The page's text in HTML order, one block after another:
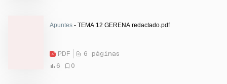
Apuntes - TEMA 12 GERENA redactado.pdf
PDF
6 páginas
6
0